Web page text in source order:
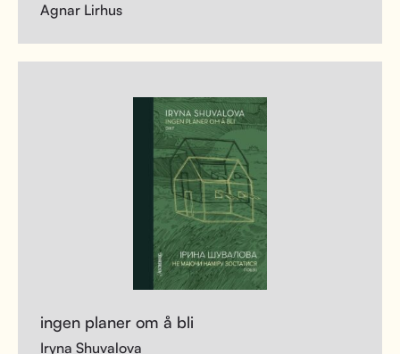
Agnar Lirhus
ingen planer om å bli
Iryna Shuvalova